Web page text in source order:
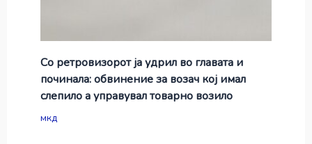
Со ретровизорот ја удрил во главата и
починала: обвинение за возач кој имал
слепило а управувал товарно возило
мкд